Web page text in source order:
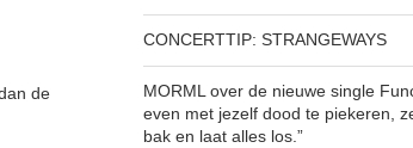
de
CONCERTTIP: STRANGEWAYS
MORML over de nieuwe single
even met jezelf dood te piekeren,
bak en laat alles los.”